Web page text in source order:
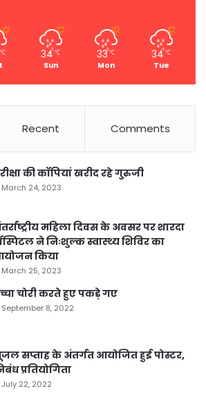
℃ 34℃
Sun
33℃
Mon
34℃
Tue
Recent Comments
की कॉपियां खरीद रहे गुरुजी
March 24, 2023
महिला दिवस के अवसर पर शारदा
ने निःशुल्क स्वास्थ्य शिविर का
किया
March 25, 2023
चोरी करते हुए पकड़े गए
September 8, 2022
सप्ताह के अंतर्गत आयोजित हुई पोस्टर,
प्रतियोगिता
July 22, 2022